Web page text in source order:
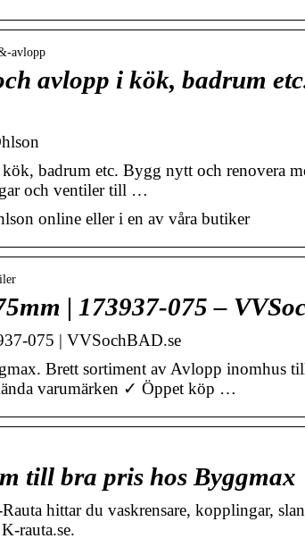
avlopp
avlopp i kök, badrum
badrum etc. Bygg nytt och renovera
och ventiler till …
online eller i en av våra butiker
| 173937-075 –
075 | VVSochBAD.se
Brett sortiment av Avlopp inomhus
varumärken ✓ Öppet köp …
till bra pris hos Byggmax
hittar du vaskrensare, kopplingar,
rauta.se.